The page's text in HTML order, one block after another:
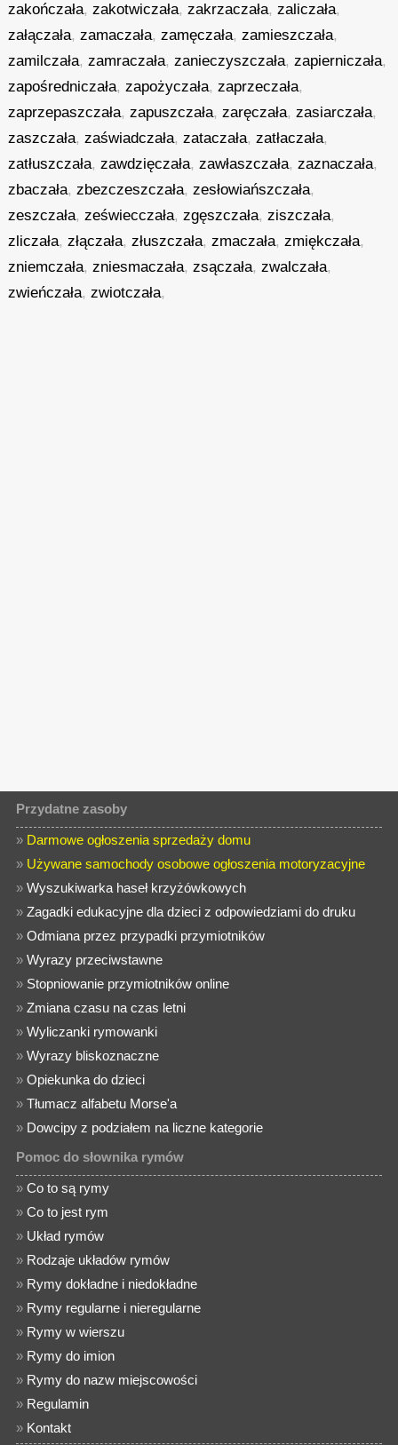
zakończała,zakotwiczała,zakrzaczała,zaliczała,
załączała,zamaczała,zamęczała,zamieszczała,
zamilczała,zamraczała,zanieczyszczała,zapierniczała,
zapośredniczała,zapożyczała,zaprzeczała,
zaprzepaszczała,zapuszczała,zaręczała,zasiarczała,
zaszczała,zaświadczała,zataczała,zatłaczała,
zatłuszczała,zawdzięczała,zawłaszczała,zaznaczała,
zbaczała,zbezczeszczała,zesłowiańszczała,
zeszczała,zeświecczała,zgęszczała,ziszczała,
zliczała,złączała,złuszczała,zmaczała,zmiękczała,
zniemczała,zniesmaczała,zsączała,zwalczała,
zwieńczała,zwiotczała,
Przydatne zasoby
» Darmowe ogłoszenia sprzedaży domu
» Używane samochody osobowe ogłoszenia motoryzacyjne
»Wyszukiwarka haseł krzyżówkowych
»Zagadki edukacyjne dla dzieci z odpowiedziami do druku
»Odmiana przez przypadki przymiotników
»Wyrazy przeciwstawne
» Stopniowanie przymiotników online
»Zmiana czasu na czas letni
»Wyliczanki rymowanki
»Wyrazy bliskoznaczne
»Opiekunka do dzieci
»Tłumacz alfabetu Morse'a
» Dowcipy z podziałem na liczne kategorie
Pomoc do słownika rymów
»Co to są rymy
»Co to jest rym
» Układ rymów
» Rodzaje układów rymów
» Rymy dokładne i niedokładne
» Rymy regularne i nieregularne
» Rymy w wierszu
» Rymy do imion
» Rymy do nazw miejscowości
» Regulamin
» Kontakt